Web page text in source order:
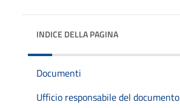
INDICE DELLA PAGINA
Documenti
Ufficio responsabile del documento